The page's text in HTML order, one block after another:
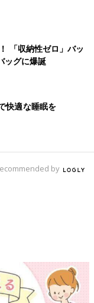
「収納性ゼロ」バッ
ッグに爆誕
快適な睡眠を
by